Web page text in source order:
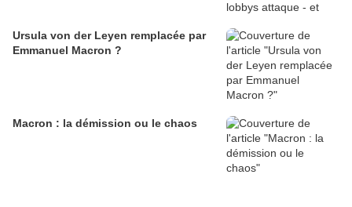
Ursula von der Leyen remplacée par
Emmanuel Macron ?
Macron : la démission ou le chaos